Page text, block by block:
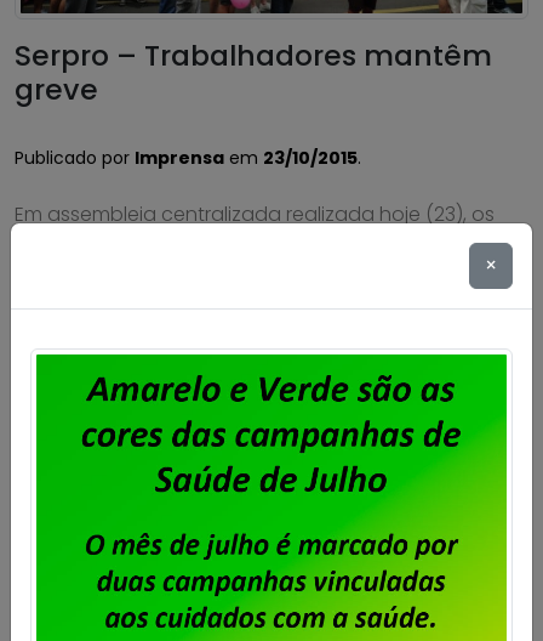
Serpro – Trabalhadores mantêm
greve
Publicado por Imprensa em 23/10/2015.
Em assembleia centralizada realizada hoje (23), os
trabalhadores e trabalhadoras do Serpro no Rio de
venha a ser apresentada na audiência de
Superior do Trabalho (TST), deve ser apresentada à
categoria, em nova assembleia centralizada, a ser
realizada na terça-feira, […]
×